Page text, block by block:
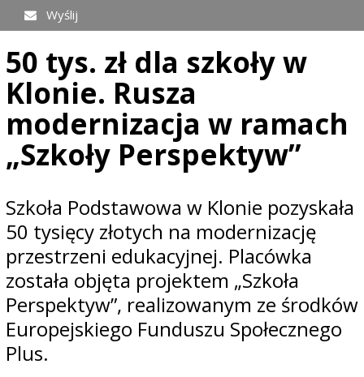
Wyślij
50 tys. zł dla szkoły w
Klonie. Rusza
modernizacja w ramach
„Szkoły Perspektyw”
Szkoła Podstawowa w Klonie pozyskała
50 tysięcy złotych na modernizację
przestrzeni edukacyjnej. Placówka
została objęta projektem „Szkoła
Perspektyw”, realizowanym ze środków
Europejskiego Funduszu Społecznego
Plus.